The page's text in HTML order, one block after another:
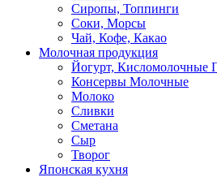
Сиропы, Топпинги
Соки, Морсы
Чай, Кофе, Какао
Молочная продукция
Йогурт, Кисломолочные
Консервы Молочные
Молоко
Сливки
Сметана
Сыр
Творог
Японская кухня